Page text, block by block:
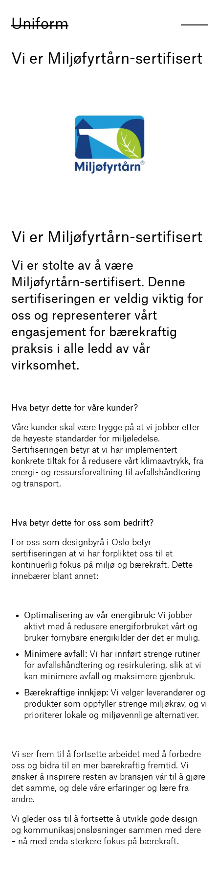
Uniform
Prosjekter
Kontakt
0179 Oslo
Instagram
Linkedin
Miljøfyrtårn sertifisert
Vi er Miljøfyrtårn-sertifisert
Vi er Miljøfyrtårn-sertifisert
Vi er stolte av å være
Miljøfyrtårn-sertifisert. Denne
sertifiseringen er veldig viktig for
oss og representerer vårt
engasjement for bærekraftig
praksis i alle ledd av vår
virksomhet.
Hva betyr dette for våre kunder?
Våre kunder skal være trygge på at vi jobber etter
de høyeste standarder for miljøledelse.
Sertifiseringen betyr at vi har implementert
konkrete tiltak for å redusere vårt klimaavtrykk, fra
energi- og ressursforvaltning til avfallshåndtering
og transport.
Hva betyr dette for oss som bedrift?
For oss som designbyrå i Oslo betyr
sertifiseringen at vi har forpliktet oss til et
kontinuerlig fokus på miljø og bærekraft. Dette
innebærer blant annet:
Optimalisering av vår energibruk: Vi jobber
aktivt med å redusere energiforbruket vårt og
bruker fornybare energikilder der det er mulig.
Minimere avfall: Vi har innført strenge rutiner
for avfallshåndtering og resirkulering, slik at vi
kan minimere avfall og maksimere gjenbruk.
Bærekraftige innkjøp: Vi velger leverandører og
produkter som oppfyller strenge miljøkrav, og vi
prioriterer lokale og miljøvennlige alternativer.
Vi ser frem til å fortsette arbeidet med å forbedre
oss og bidra til en mer bærekraftig fremtid. Vi
ønsker å inspirere resten av bransjen vår til å gjøre
det samme, og dele våre erfaringer og lære fra
andre.
Vi gleder oss til å fortsette å utvikle gode design-
og kommunikasjonsløsninger sammen med dere
– nå med enda sterkere fokus på bærekraft.